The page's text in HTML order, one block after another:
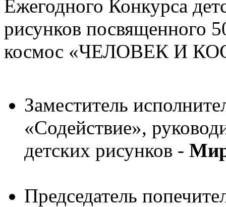
Ежегодного Конкурса
рисунков посвященного
космос «ЧЕЛОВЕК И
Заместитель
«Содействие»,
детских рисунков -
Председатель